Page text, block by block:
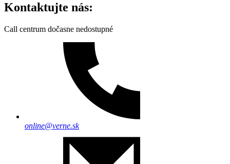
Kontaktujte nás:
Call centrum dočasne nedostupné
online@verne.sk